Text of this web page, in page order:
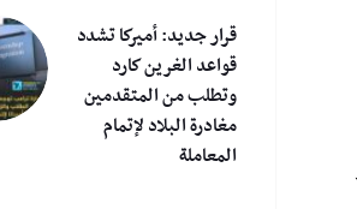
قرار جديد: أميركا تشدد
قواعد الغرين كارد
وتطلب من المتقدمين
مغادرة البلاد لإتمام
المعاملة